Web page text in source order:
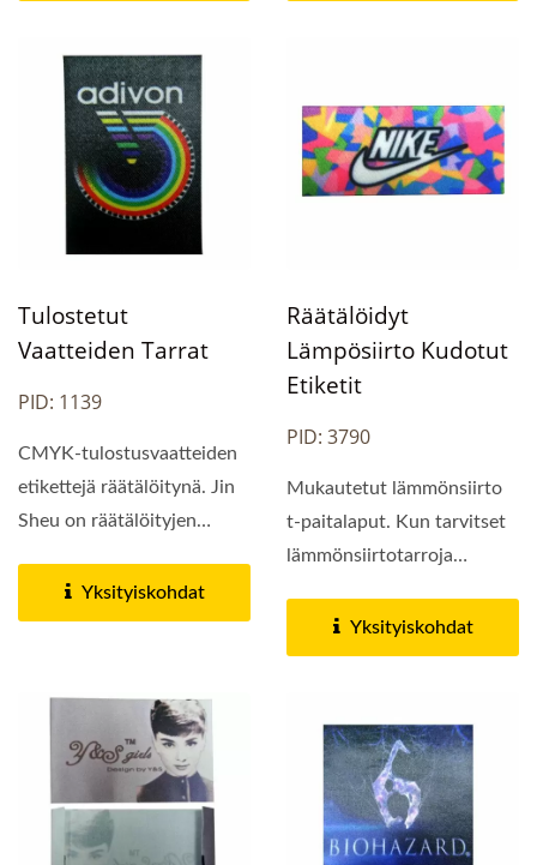
Tulostetut
Vaatteiden Tarrat
PID: 1139
CMYK-tulostusvaatteiden
etikettejä räätälöitynä. Jin
Sheu on räätälöityjen
Yksityiskohdat
Räätälöidyt
Lämpösiirto Kudotut
Etiketit
PID: 3790
Mukautetut lämmönsiirto
t-paitalaput. Kun tarvitset
lämmönsiirtotarroja
Yksityiskohdat